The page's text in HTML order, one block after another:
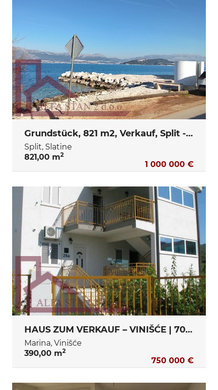
Grundstück, 821 m2, Verkauf, Split - Slatine
Split, Slatine
821,00 m2
1 000 000 €
HAUS ZUM VERKAUF – VINIŠĆE | 70 m VOM MEER | 750.000 €
Marina, Vinišće
390,00 m2
750 000 €